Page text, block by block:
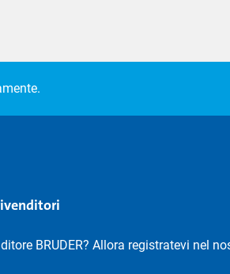
BRUDER? Allora registratevi nel